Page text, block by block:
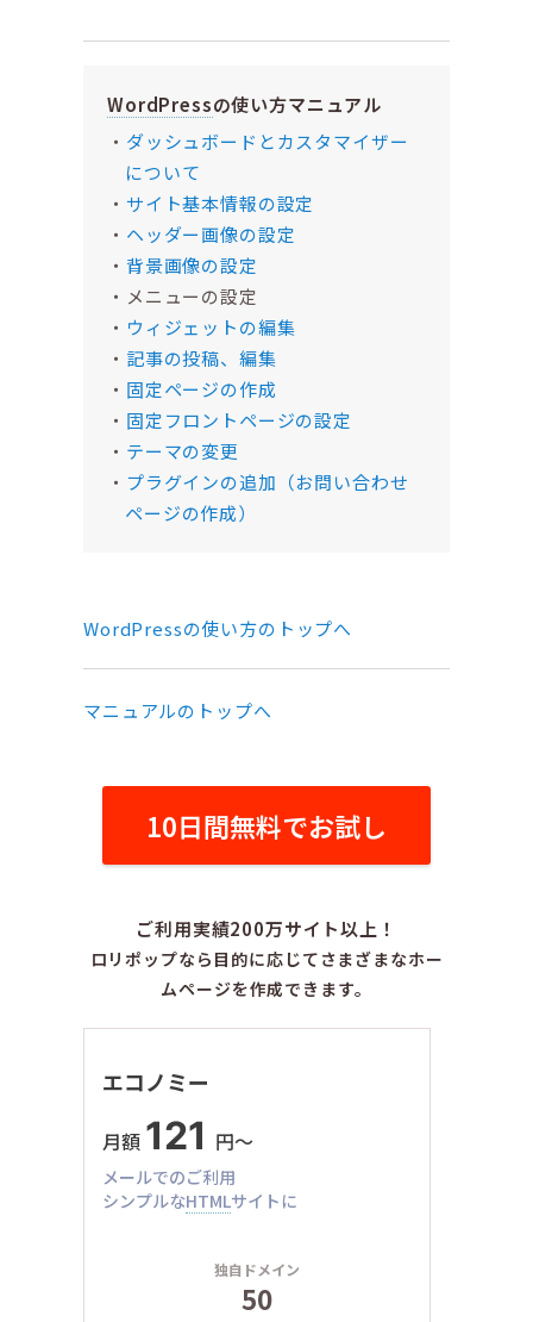
WordPressの使い方マニュアル
ダッシュボードとカスタマイザー
について
サイト基本情報の設定
ヘッダー画像の設定
背景画像の設定
メニューの設定
ウィジェットの編集
記事の投稿、編集
固定ページの作成
固定フロントページの設定
テーマの変更
プラグインの追加（お問い合わせ
ページの作成）
WordPressの使い方のトップへ
マニュアルのトップへ
10日間無料でお試し
ご利用実績200万サイト以上！
ロリポップなら目的に応じてさまざまなホー
ムページを作成できます。
エコノミー
月額 121 円〜
メールでのご利用
シンプルなHTMLサイトに
独自ドメイン
50